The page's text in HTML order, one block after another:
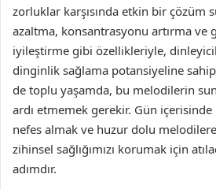
zorluklar karşısında etkin bir çözüm
azaltma, konsantrasyonu artırma ve
iyileştirme gibi özellikleriyle,
dinginlik sağlama potansiyeline
de toplu yaşamda, bu melodilerin
ardı etmemek gerekir. Gün
nefes almak ve huzur dolu
zihinsel sağlığımızı korumak için
adımdır.